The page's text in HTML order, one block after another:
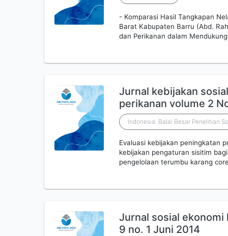
- Komparasi Hasil Tangkapan
Barat Kabupaten Barru (Abd.
dan Perikanan dalam
Jurnal kebijakan
perikanan volume 2
Indonesia. Balai Besar Penelitian
Evaluasi kebijakan peningkatan
kebijakan pengaturan sisitim
pengelolaan terumbu karang
Jurnal sosial ekonomi
9 no. 1 Juni 2014